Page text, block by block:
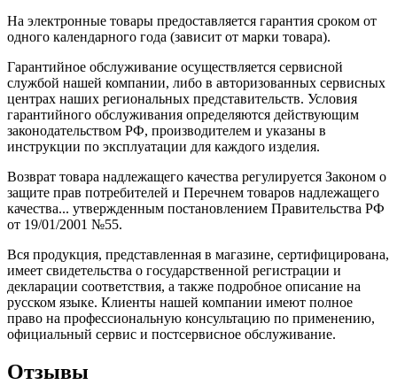
На электронные товары предоставляется гарантия сроком от
одного календарного года (зависит от марки товара).
Гарантийное обслуживание осуществляется сервисной
службой нашей компании, либо в авторизованных сервисных
центрах наших региональных представительств. Условия
гарантийного обслуживания определяются действующим
законодательством РФ, производителем и указаны в
инструкции по эксплуатации для каждого изделия.
Возврат товара надлежащего качества регулируется Законом о
защите прав потребителей и Перечнем товаров надлежащего
качества... утвержденным постановлением Правительства РФ
от 19/01/2001 №55.
Вся продукция, представленная в магазине, сертифицирована,
имеет свидетельства о государственной регистрации и
декларации соответствия, а также подробное описание на
русском языке. Клиенты нашей компании имеют полное
право на профессиональную консультацию по применению,
официальный сервис и постсервисное обслуживание.
Отзывы